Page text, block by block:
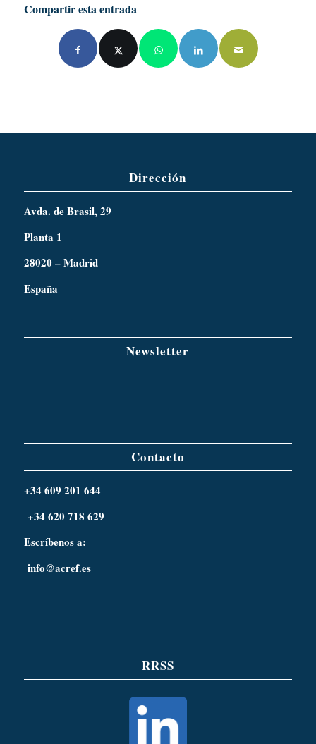
Compartir esta entrada
Dirección
Avda. de Brasil, 29
Planta 1
28020 – Madrid
España
Newsletter
Contacto
+34 609 201 644
+34 620 718 629
Escríbenos a:
info@acref.es
RRSS